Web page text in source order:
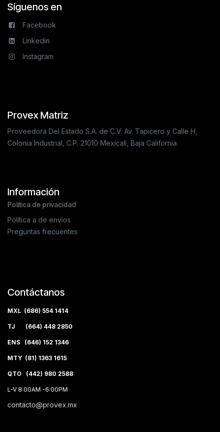
Síguenos en
Facebook
Linkedin
Instagram
Provex Matriz
Proveedora Del Estado S.A. de C.V. Av. Tapicero y Calle H,
Colonia Industrial, C.P. 21010 Mexicali, Baja California.
Información
Política de privacidad
Política a de envíos
Preguntas frecuentes
Contáctanos
MXL (686) 554 1414
TJ (664) 448 2850
ENS (646) 152 1346
MTY (81) 1363 1615
QTO (442) 980 2588
L-V 8:00AM -6:00PM
contacto@provex.mx